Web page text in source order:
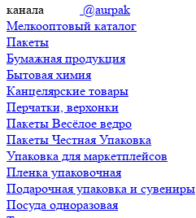
канала
@aurpak
Мелкооптовый каталог
Пакеты
Бумажная продукция
Бытовая химия
Канцелярские товары
Перчатки, верхонки
Пакеты Весёлое ведро
Пакеты Честная Упаковка
Упаковка для маркетплейсов
Пленка упаковочная
Подарочная упаковка и сувениры
Посуда одноразовая